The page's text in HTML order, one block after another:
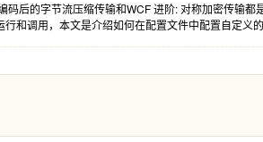
后的字节流压缩传输和WCF 进阶: 对称加密传输
和调用，本文是介绍如何在配置文件中配置自定义